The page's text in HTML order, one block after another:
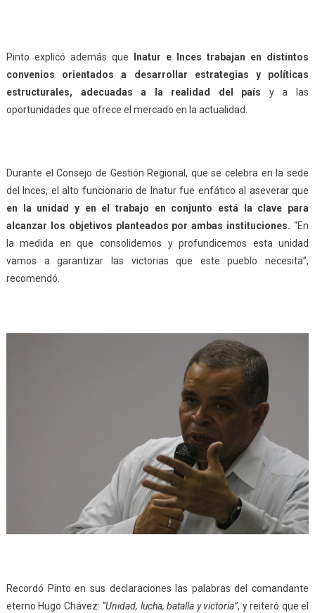
Pinto explicó además que
Inatur e Inces trabajan en distintos
convenios orientados a desarrollar estrategias y políticas
estructurales, adecuadas a la realidad del país y a las
oportunidades que ofrece el mercado en la actualidad.
Durante el Consejo de Gestión Regional, que se celebra en la sede
del Inces, el alto funcionario de Inatur fue enfático al aseverar que
en la unidad y en el trabajo en conjunto está la clave para
alcanzar los objetivos planteados por ambas instituciones. “En
la medida en que consolidemos y profundicemos esta unidad
vamos a garantizar las victorias que este pueblo necesita”,
recomendó.
Recordó Pinto en sus declaraciones las palabras del comandante
eterno Hugo Chávez: “Unidad, lucha, batalla y victoria”, y reiteró que el